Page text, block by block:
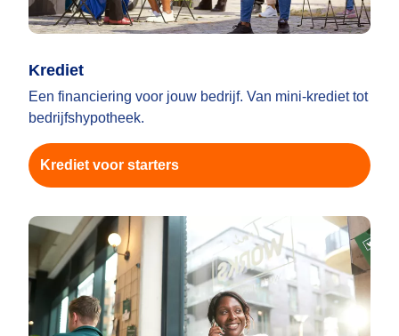
Krediet
Een financiering voor jouw bedrijf. Van mini-krediet tot
bedrijfshypotheek.
Krediet voor starters